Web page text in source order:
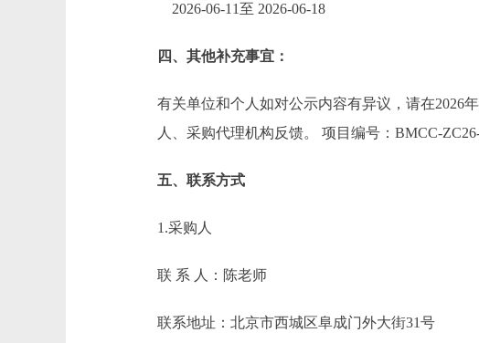
2026-06-11至 2026-06-18
四、其他补充事宜：
有关单位和个人如对公示内容有异议，请在2026
人、采购代理机构反馈。 项目编号：BMCC-ZC26-
五、联系方式
1.采购人
联 系 人：陈老师
联系地址：北京市西城区阜成门外大街31号